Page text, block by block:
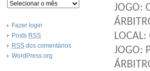
Fazer login
Posts RSS
RSS dos comentários
WordPress.org
JOGO:
JOGO: